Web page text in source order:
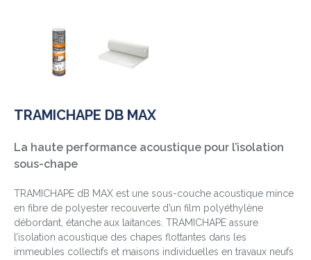
TRAMICHAPE DB MAX
La haute performance acoustique pour l’isolation
sous-chape
TRAMICHAPE dB MAX est une sous-couche acoustique mince
en fibre de polyester recouverte d’un film polyéthylène
débordant, étanche aux laitances. TRAMICHAPE assure
l’isolation acoustique des chapes flottantes dans les
immeubles collectifs et maisons individuelles en travaux neufs